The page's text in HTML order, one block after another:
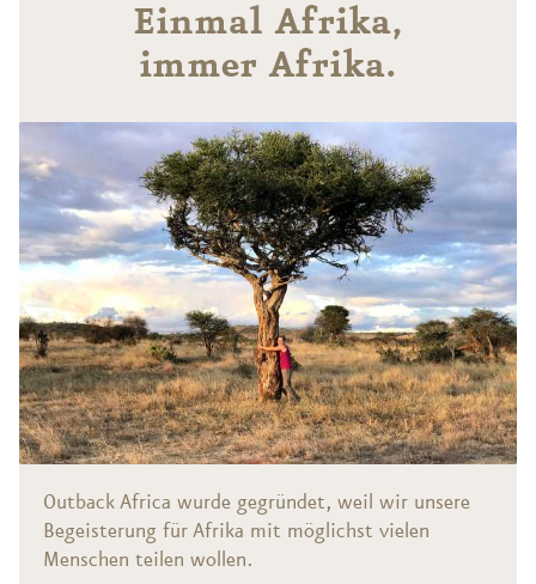
Einmal Afrika,
immer Afrika.
Outback Africa wurde gegründet, weil wir unsere
Begeisterung für Afrika mit möglichst vielen
Menschen teilen wollen.